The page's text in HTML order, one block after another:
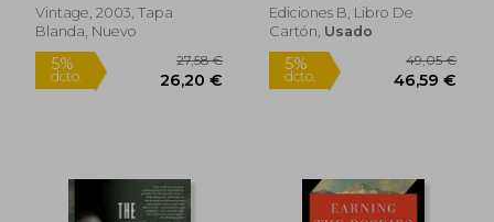
Vintage, 2003, Tapa
Blanda, Nuevo
Ediciones B, Libro De
Cartón, Usado